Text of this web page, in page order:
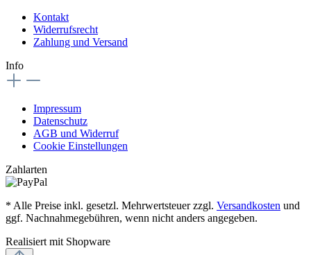
Kontakt
Widerrufsrecht
Zahlung und Versand
Info
Impressum
Datenschutz
AGB und Widerruf
Cookie Einstellungen
Zahlarten
* Alle Preise inkl. gesetzl. Mehrwertsteuer zzgl. Versandkosten und
ggf. Nachnahmegebühren, wenn nicht anders angegeben.
Realisiert mit Shopware